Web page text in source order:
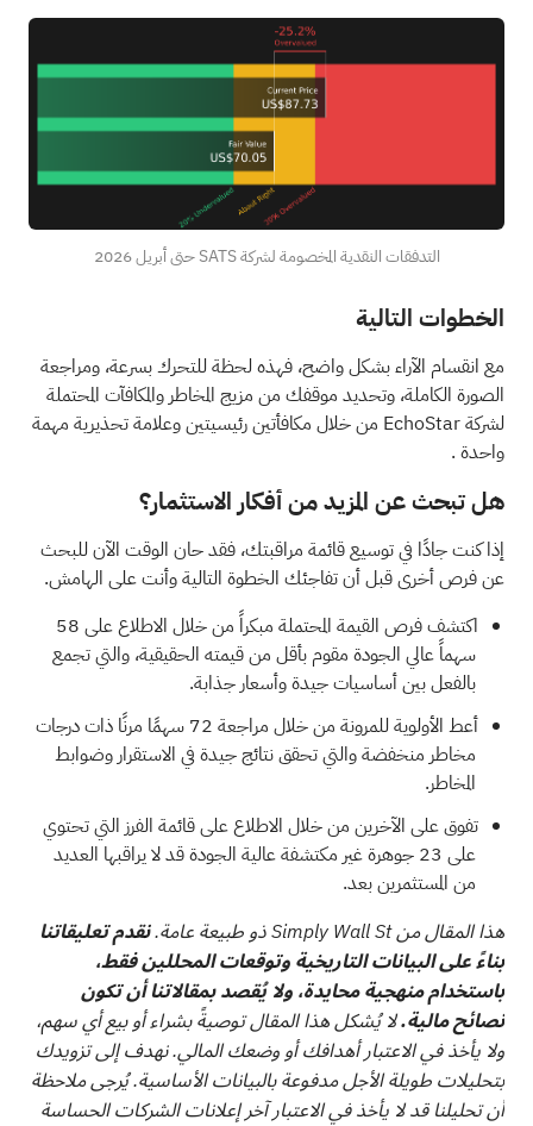
التدفقات النقدية المخصومة لشركة SATS حتى أبريل 2026
الخطوات التالية
مع انقسام الآراء بشكل واضح، فهذه لحظة للتحرك بسرعة، ومراجعة
الصورة الكاملة، وتحديد موقفك من مزيج المخاطر والمكافآت المحتملة
لشركة EchoStar من خلال
مكافأتين رئيسيتين وعلامة تحذيرية مهمة
واحدة.
هل تبحث عن المزيد من أفكار الاستثمار؟
إذا كنت جادًا في توسيع قائمة مراقبتك، فقد حان الوقت الآن للبحث
عن فرص أخرى قبل أن تفاجئك الخطوة التالية وأنت على الهامش.
اكتشف فرص القيمة المحتملة مبكراً من خلال الاطلاع على 58
سهماً عالي الجودة مقوم بأقل من قيمته الحقيقية، والتي تجمع
بالفعل بين أساسيات جيدة وأسعار جذابة.
أعط الأولوية للمرونة من خلال مراجعة
72 سهمًا مرنًا ذات درجات
مخاطر منخفضةوالتي تحقق نتائج جيدة في الاستقرار وضوابط
المخاطر.
تفوق على الآخرين من خلال الاطلاع علىقائمة الفرز التي تحتوي
على 23 جوهرة غير مكتشفة عالية الجودة
قد لا يراقبها العديد
من المستثمرين بعد.
هذا المقال من Simply Wall St ذو طبيعة عامة.
نقدم تعليقاتنا
بناءً على البيانات التاريخية وتوقعات المحللين فقط،
باستخدام منهجية محايدة، ولا يُقصد بمقالاتنا أن تكون
نصائح مالية.لا يُشكل هذا المقال توصيةً بشراء أو بيع أي سهم،
ولا يأخذ في الاعتبار أهدافك أو وضعك المالي. نهدف إلى تزويدك
بتحليلات طويلة الأجل مدفوعة بالبيانات الأساسية. يُرجى ملاحظة
أن تحليلنا قد لا يأخذ في الاعتبار آخر إعلانات الشركات الحساسة